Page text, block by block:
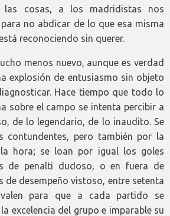
las cosas, a los madridistas nos
no abdicar de lo que esa misma
reconociendo sin querer.
menos nuevo, aunque es verdad
explosión de entusiasmo sin objeto
Hace tiempo que todo lo
sobre el campo se intenta percibir a
de lo legendario, de lo inaudito. Se
contundentes, pero también por la
hora; se loan por igual los goles
de penalti dudoso, o en fuera de
de desempeño vistoso, entre setenta
para que a cada partido se
excelencia del grupo e imparable su